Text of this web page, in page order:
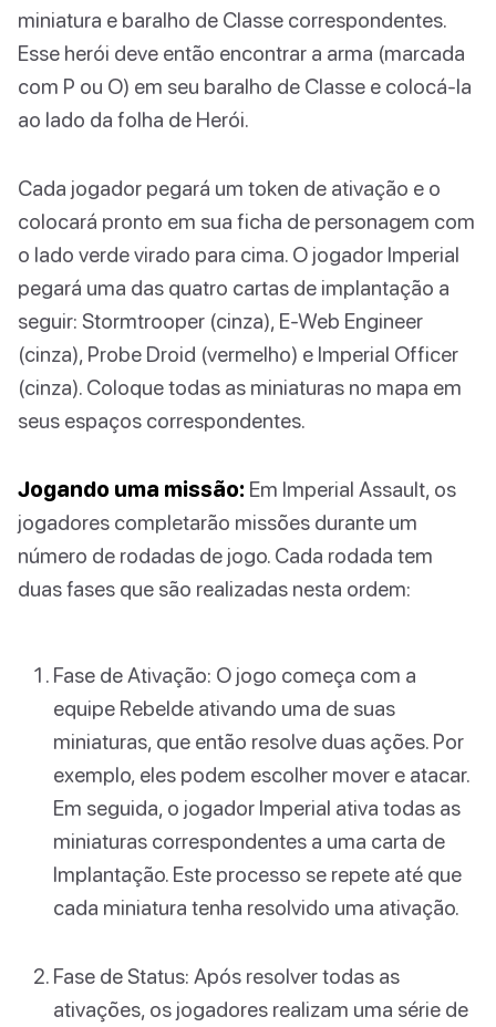
miniatura e baralho de Classe correspondentes.
Esse herói deve então encontrar a arma (marcada
com P ou O) em seu baralho de Classe e colocá-la
ao lado da folha de Herói.
Cada jogador pegará um token de ativação e o
colocará pronto em sua ficha de personagem com
o lado verde virado para cima. O jogador Imperial
pegará uma das quatro cartas de implantação a
seguir: Stormtrooper (cinza), E-Web Engineer
(cinza), Probe Droid (vermelho) e Imperial Officer
(cinza). Coloque todas as miniaturas no mapa em
seus espaços correspondentes.
Jogando uma missão: Em Imperial Assault, os
jogadores completarão missões durante um
número de rodadas de jogo. Cada rodada tem
duas fases que são realizadas nesta ordem:
Fase de Ativação: O jogo começa com a
equipe Rebelde ativando uma de suas
miniaturas, que então resolve duas ações. Por
exemplo, eles podem escolher mover e atacar.
Em seguida, o jogador Imperial ativa todas as
miniaturas correspondentes a uma carta de
Implantação. Este processo se repete até que
cada miniatura tenha resolvido uma ativação.
Fase de Status: Após resolver todas as
ativações, os jogadores realizam uma série de